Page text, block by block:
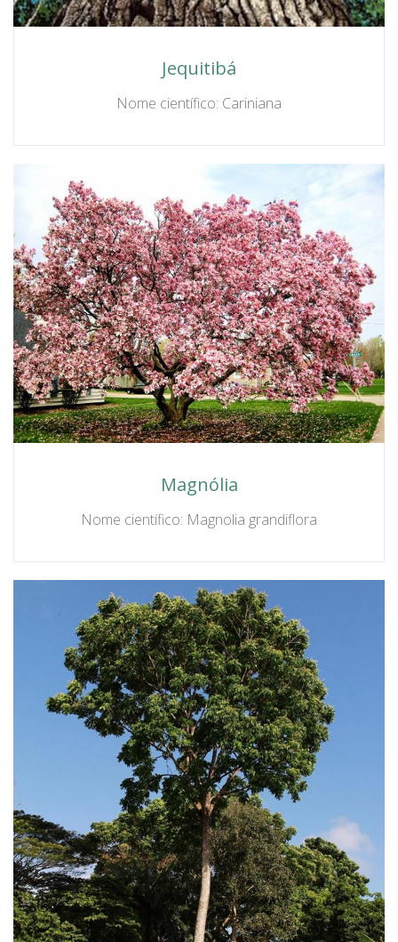
Jequitibá
Nome científico: Cariniana
Magnólia
Nome científico: Magnolia grandiflora